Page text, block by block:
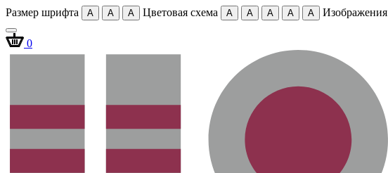
Размер шрифта A A A Цветовая схема A A A A A Изображения
0